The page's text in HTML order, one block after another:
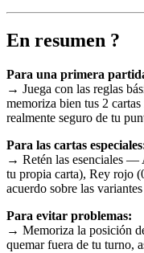
En resumen ?
Para una primera
→ Juega con las reglas
memoriza bien tus 2
realmente seguro de tu
Para las cartas
→ Retén las esenciales —
tu propia carta), Rey rojo
acuerdo sobre las
Para evitar problemas:
→ Memoriza la posición
quemar fuera de tu turno,